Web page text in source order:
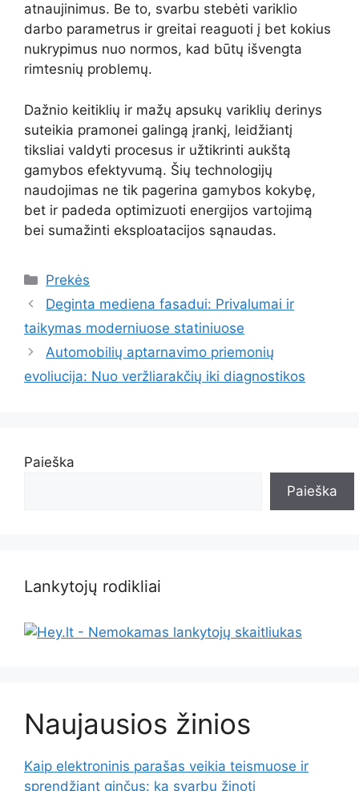
atnaujinimus. Be to, svarbu stebėti variklio
darbo parametrus ir greitai reaguoti į bet kokius
nukrypimus nuo normos, kad būtų išvengta
rimtesnių problemų.
Dažnio keitiklių ir mažų apsukų variklių derinys
suteikia pramonei galingą įrankį, leidžiantį
tiksliai valdyti procesus ir užtikrinti aukštą
gamybos efektyvumą. Šių technologijų
naudojimas ne tik pagerina gamybos kokybę,
bet ir padeda optimizuoti energijos vartojimą
bei sumažinti eksploatacijos sąnaudas.
Kategorijos
Prekės
Deginta mediena fasadui: Privalumai ir
taikymas moderniuose statiniuose
Automobilių aptarnavimo priemonių
evoliucija: Nuo veržliarakčių iki diagnostikos
Paieška
Paieška
Lankytojų rodikliai
Naujausios žinios
Kaip elektroninis parašas veikia teismuose ir
sprendžiant ginčus: ką svarbu žinoti